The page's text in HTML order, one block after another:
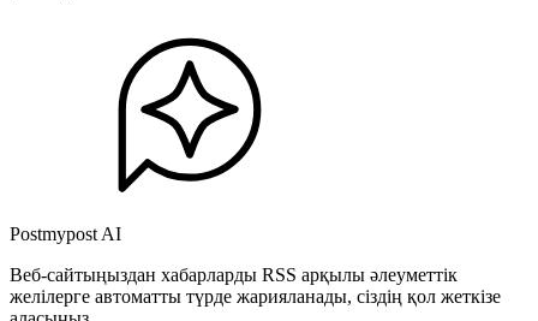
Postmypost AI
Веб-сайтыңыздан хабарларды RSS арқылы әлеуметтік
желілерге автоматты түрде жарияланады, сіздің қол жеткізе